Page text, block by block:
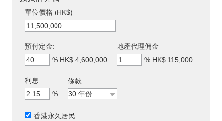
單位價格 (HK$)
預付定金:
% HK$ 4,600,000
地產代理佣金
% HK$ 115,000
利息
%
條款
香港永久居民